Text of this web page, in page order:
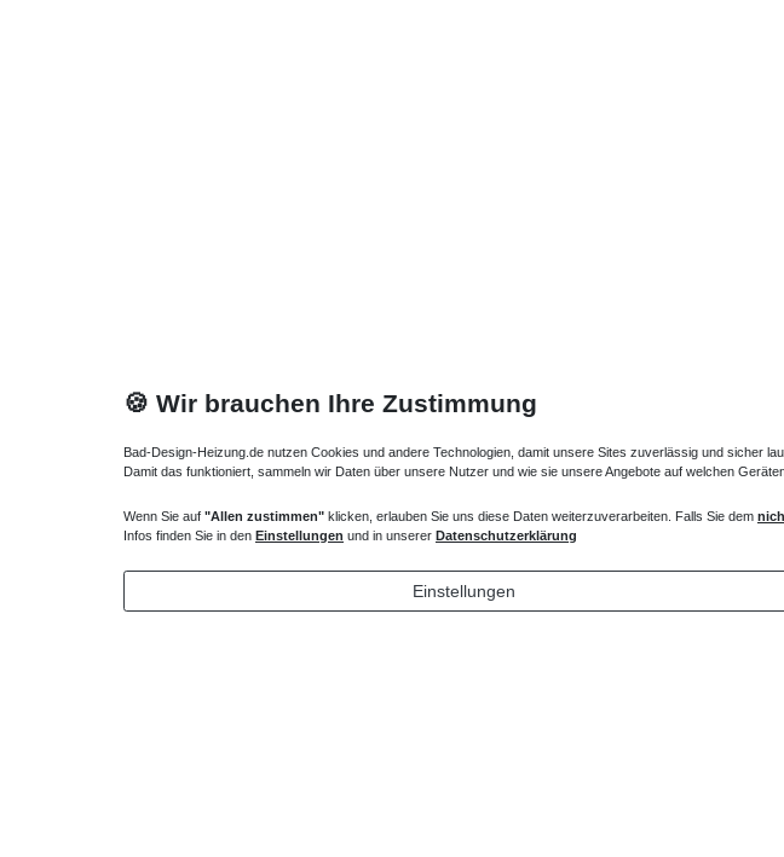
Badewanne Zu- /Ab- / Überlauf Sonderwanne
225,75 € *
Badewanne Montagewinkel Wandwinkel für die
Auflage der Ränder
34,65 € *
*inkl. ges. MwSt.
🍪 Wir brauchen Ihre Zustimmung
Bad-Design-Heizung.de nutzen Cookies und andere Technologien, damit unsere Sites zuverlässig und sicher
Damit das funktioniert, sammeln wir Daten über unsere Nutzer und wie sie unsere Angebote auf welchen
Wenn Sie auf "Allen zustimmen" klicken, erlauben Sie uns diese Daten weiterzuverarbeiten. Falls Sie dem
Infos finden Sie in den Einstellungen und in unserer Datenschutzerklärung
Einstellungen